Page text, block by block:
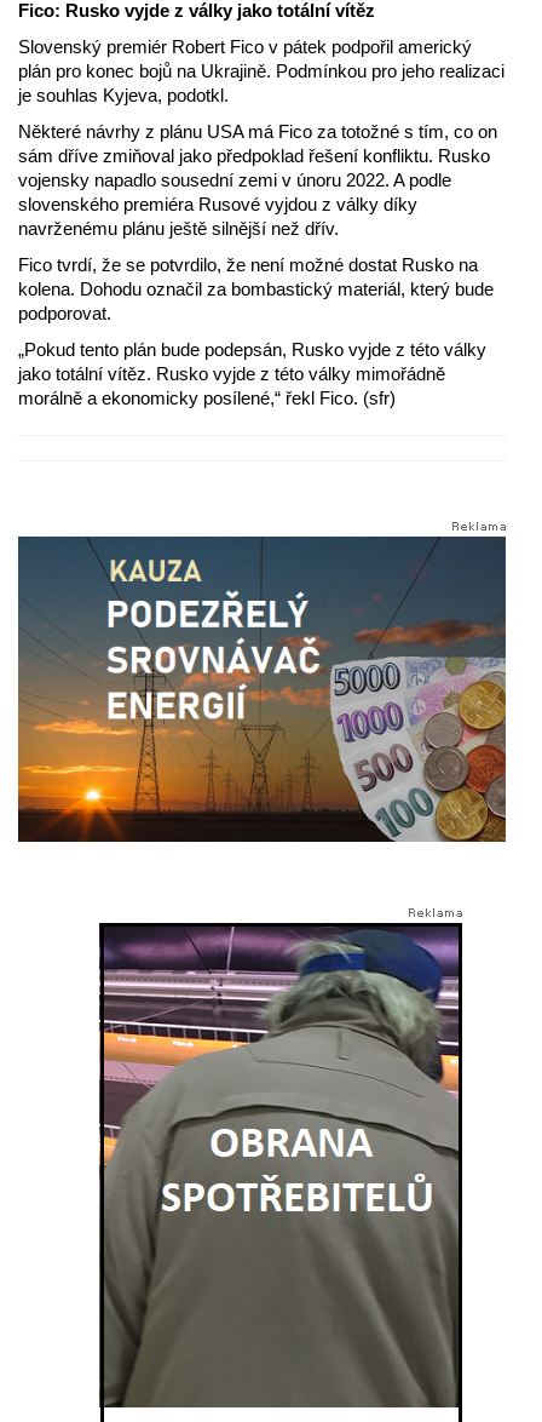
Fico: Rusko vyjde z války jako totální vítěz
Slovenský premiér Robert Fico v pátek podpořil americký
plán pro konec bojů na Ukrajině. Podmínkou pro jeho realizaci
je souhlas Kyjeva, podotkl.
Některé návrhy z plánu USA má Fico za totožné s tím, co on
sám dříve zmiňoval jako předpoklad řešení konfliktu. Rusko
vojensky napadlo sousední zemi v únoru 2022. A podle
slovenského premiéra Rusové vyjdou z války díky
navrženému plánu ještě silnější než dřív.
Fico tvrdí, že se potvrdilo, že není možné dostat Rusko na
kolena. Dohodu označil za bombastický materiál, který bude
podporovat.
„Pokud tento plán bude podepsán, Rusko vyjde z této války
jako totální vítěz. Rusko vyjde z této války mimořádně
morálně a ekonomicky posílené,“ řekl Fico. (sfr)